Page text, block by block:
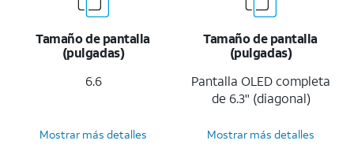
Tamaño de pantalla
(pulgadas)
6.6
Tamaño de pantalla
(pulgadas)
Pantalla OLED completa
de 6.3" (diagonal)
Mostrar más detalles Mostrar más detalles